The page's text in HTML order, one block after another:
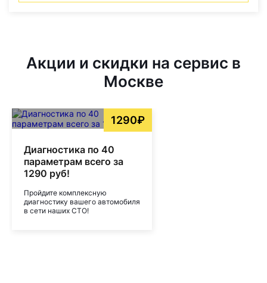
Акции и скидки на сервис в
Москве
1290₽
Диагностика по 40
параметрам всего за
1290 руб!
Пройдите комплексную
диагностику вашего автомобиля
в сети наших СТО!